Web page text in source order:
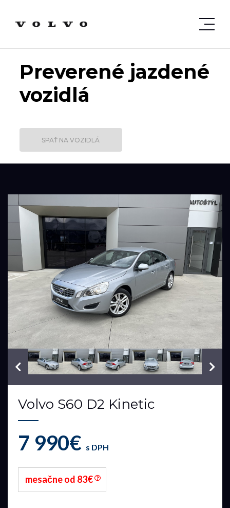
Preverené jazdené
vozidlá
SPÄŤ NA VOZIDLÁ
VIN: YV1FS84A1C2125082
Volvo S60 D2 Kinetic
7 990€ s DPH
mesačne od 83€